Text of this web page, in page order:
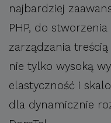
najbardziej
PHP, do
zarządzania treścią
nie tylko wysoką
elastyczność i
dla dynamicznie